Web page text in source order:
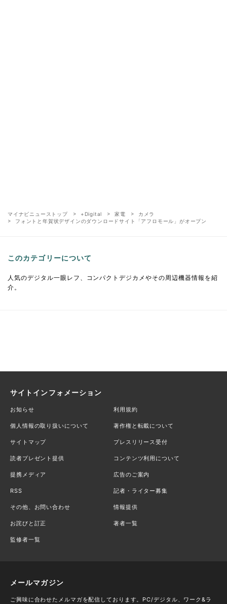
マイナビニューストップ +Digital 家電
カメラ
フォントと年賀状デザインのダウンロードサイト「アフロモール」がオープン
このカテゴリーについて
人気のデジタル一眼レフ、コンパクトデジカメやその周辺機器情報を紹
介。
サイトインフォメーション
お知らせ 利用規約
個人情報の取り扱いについて 著作権と転載について
サイトマップ プレスリリース受付
読者プレゼント提供 コンテンツ利用について
提携メディア 広告のご案内
RSS 記者・ライター募集
その他、お問い合わせ 情報提供
お詫びと訂正 著者一覧
監修者一覧
メールマガジン
ご興味に合わせたメルマガを配信しております。PC/デジタル、ワーク&ラ